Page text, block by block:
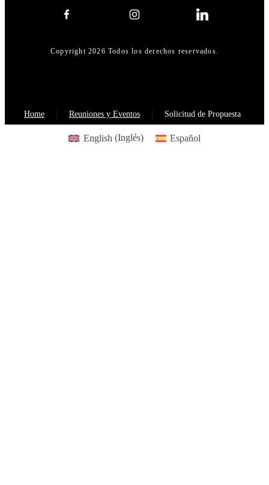
Copyright 2026 Todos los derechos reservados.
Home Reuniones y Eventos Solicitud de Propuesta
English (Inglés) Español